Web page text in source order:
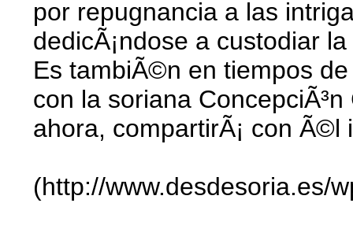
por repugnancia a las
dedicÃ¡ndose a custodiar
Es tambiÃ©n en tiempos
con la soriana
ahora, compartirÃ¡ con
(http://www.desdesoria.es/